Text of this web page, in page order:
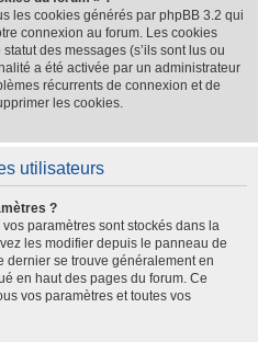
les cookies générés par phpBB 3.2 qui
connexion au forum. Les cookies
des messages (s’ils sont lus ou
a été activée par un administrateur
récurrents de connexion et de
les cookies.
utilisateurs
?
paramètres sont stockés dans la
les modifier depuis le panneau de
dernier se trouve généralement en
en haut des pages du forum. Ce
vos paramètres et toutes vos